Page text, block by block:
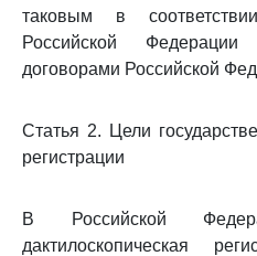
таковым в
Российской
договорами Российской
Статья 2. Цели
регистрации
В Российской
дактилоскопическая